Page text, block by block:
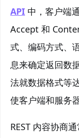
API 中，客户端
Accept 和
式、编码方式、
息来确定返回数
法就数据格式等
使客户端和服务
REST 内容协商